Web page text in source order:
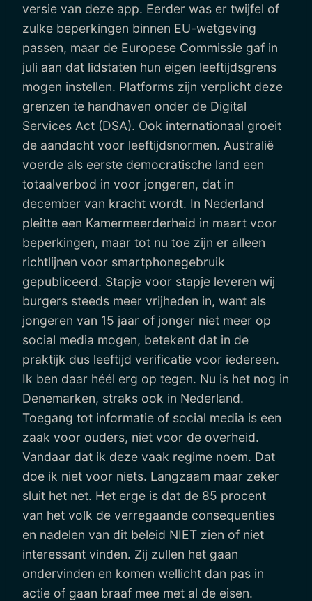
versie van deze app. Eerder was er twijfel of
zulke beperkingen binnen EU-wetgeving
passen, maar de Europese Commissie gaf in
juli aan dat lidstaten hun eigen leeftijdsgrens
mogen instellen. Platforms zijn verplicht deze
grenzen te handhaven onder de Digital
Services Act (DSA). Ook internationaal groeit
de aandacht voor leeftijdsnormen. Australië
voerde als eerste democratische land een
totaalverbod in voor jongeren, dat in
december van kracht wordt. In Nederland
pleitte een Kamermeerderheid in maart voor
beperkingen, maar tot nu toe zijn er alleen
richtlijnen voor smartphonegebruik
gepubliceerd. Stapje voor stapje leveren wij
burgers steeds meer vrijheden in, want als
jongeren van 15 jaar of jonger niet meer op
social media mogen, betekent dat in de
praktijk dus leeftijd verificatie voor iedereen.
Ik ben daar héél erg op tegen. Nu is het nog in
Denemarken, straks ook in Nederland.
Toegang tot informatie of social media is een
zaak voor ouders, niet voor de overheid.
Vandaar dat ik deze vaak regime noem. Dat
doe ik niet voor niets. Langzaam maar zeker
sluit het net. Het erge is dat de 85 procent
van het volk de verregaande consequenties
en nadelen van dit beleid NIET zien of niet
interessant vinden. Zij zullen het gaan
ondervinden en komen wellicht dan pas in
actie of gaan braaf mee met al de eisen.